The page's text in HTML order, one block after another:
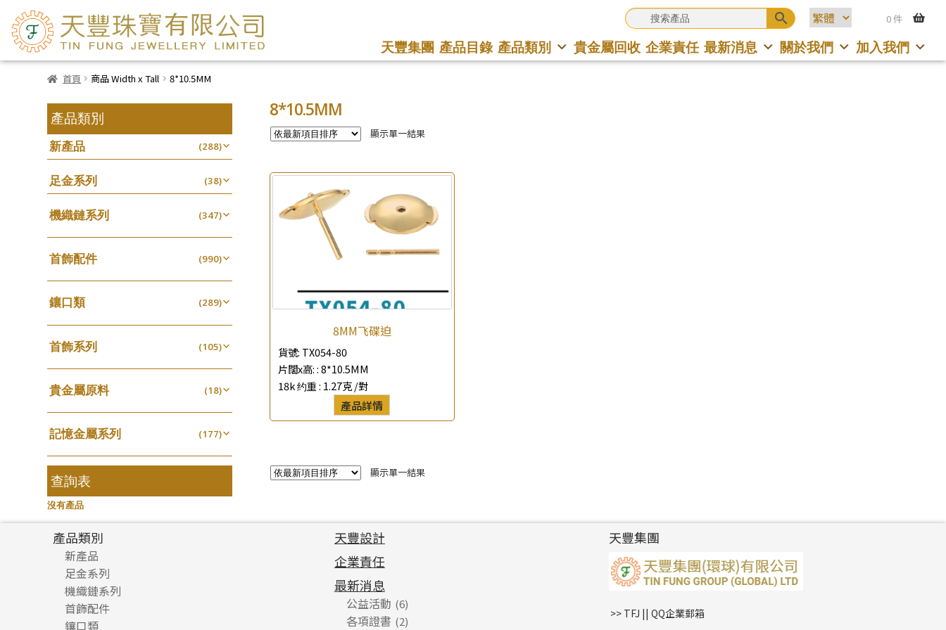
0 件
天豐集團 產品目錄 產品類別 貴金屬回收 企業責任 最新消息 關於我們 加入我們
首頁 商品 Width x Tall 8*10.5MM
8*10.5MM
顯示單一結果
8MM飞碟迫
貨號: TX054-80
片闊x高: :8*10.5MM
18k 约重 : 1.27克 /對
產品詳情
產品查詢
公司名稱
* e-mail
*聯絡電話
查詢以下產品
顯示單一結果
產品類別
新產品 (288)
足金系列 (38)
機織鏈系列 (347)
珠仔鏈 (25)
镶口链 (61)
管狀網鏈 (11)
十字鏈系列 (56)
十字車花鏈系列 (48)
十字閃O鏈系列 (27)
十字錘打鏈系列 (17)
側身車花鏈系列 (8)
側身鏈系列
肖邦鏈系列 (14)
雙十字鏈系列 (4)
水波鏈系列
蛇骨鏈系列
鏈尾系列
盒子鏈系列
嘴唇鏈系列
竹節鏈系列
S車花鏈系列
首飾配件 (990)
耳環類配件 (341)
卷迫系列 (13)
螺絲迫系列 (15)
梅花迫系列 (19)
平臺迫系列 (74)
綫拍系列 (42)
美拍系列 (16)
耳針系列 (6)
耳環扣系列
耳綫/耳鈎系列
耳環爪頭
耳環
鏈類配件
調節珠系列
生圈扣系列
鴨俐制系列
字母吊墜
相盒吊墜 (11)
生肖吊墜
管扣系列
星座吊墜
水泡扣
其他類配件 (161)
珠盤系列 (16)
袖口鈕系列 (7)
焊片及鐳射綫 (2)
空心車花管 (19)
其他 (104)
無孔光身珠 (7)
無孔批花珠
空心批花珠 (22)
鑲口類 (289)
四爪頭系列 (20)
六爪頭系列 (41)
車花片 (35)
動感車花片 (20)
鑲口戒指 (16)
鑲口手鏈系列 (146)
首飾系列 (105)
手镯系列 (8)
戒指系列 (8)
空心耳環 (27)
空心车花管首饰链 (15)
空心手鐲系列 (8)
牛仔鏈
貴金屬原料 (18)
千足金 (18)
記憶金屬系列 (177)
記憶戒指 (30)
拉簧珠珠手鏈
記憶鈦手鐲
查詢表
沒有產品
產品類別
新產品
足金系列
足金配件
機織鏈系列
珠仔鏈
镶口链
首飾配件
耳環類配件
鑲口類
天豐設計
企業責任
最新消息
公益活動 (6)
各項證書 (2)
天豐集團
>> TFJ || QQ企業郵箱